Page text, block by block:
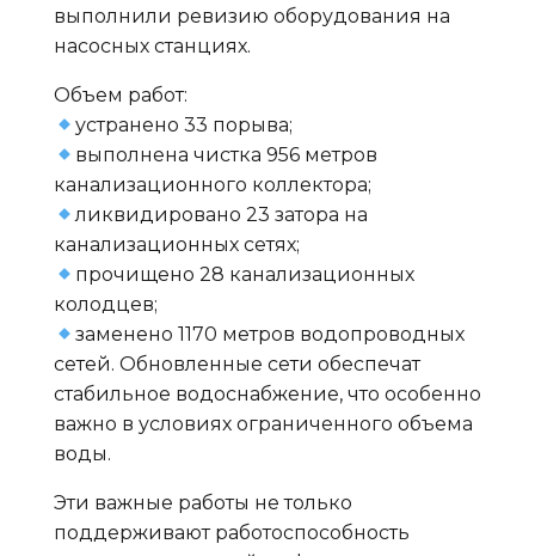
выполнили ревизию оборудования на
насосных станциях.
Объем работ:
устранено 33 порыва;
выполнена чистка 956 метров
канализационного коллектора;
ликвидировано 23 затора на
канализационных сетях;
прочищено 28 канализационных
колодцев;
заменено 1170 метров водопроводных
сетей. Обновленные сети обеспечат
стабильное водоснабжение, что особенно
важно в условиях ограниченного объема
воды.
Эти важные работы не только
поддерживают работоспособность